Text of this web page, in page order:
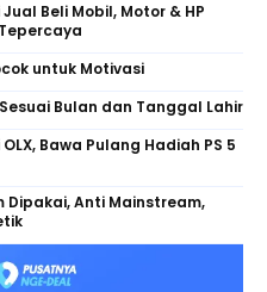
Beli Mobil, Motor & HP
untuk Motivasi
Bulan dan Tanggal Lahir
Bawa Pulang Hadiah PS 5
Dipakai, Anti Mainstream,